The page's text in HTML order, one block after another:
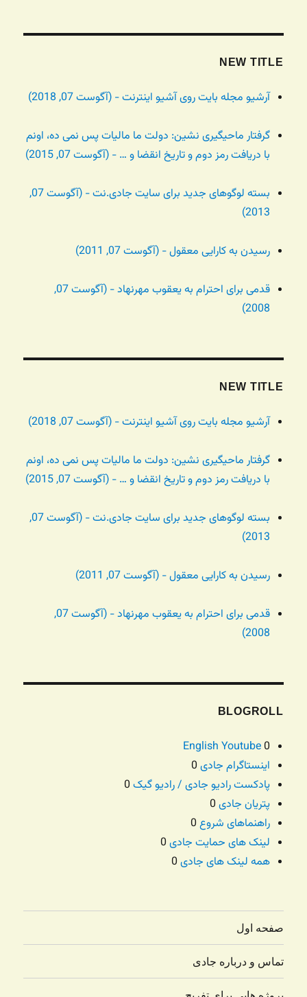
NEW TITLE
آرشیو مجله بایت روی آشیو اینترنت - (آگوست 07, 2018)
گرفتار ماحیگیری نشین: دولت ما مالیات پس نمی ده، اونم
با دریافت رمز دوم و تاریخ انقضا و … - (آگوست 07, 2015)
بسته لوگوهای جدید برای سایت جادی.نت - (آگوست 07,
2013)
رسیدن به کارایی معقول - (آگوست 07, 2011)
قدمی برای احترام به یعقوب مهرنهاد - (آگوست 07,
2008)
NEW TITLE
آرشیو مجله بایت روی آشیو اینترنت - (آگوست 07, 2018)
گرفتار ماحیگیری نشین: دولت ما مالیات پس نمی ده، اونم
با دریافت رمز دوم و تاریخ انقضا و … - (آگوست 07, 2015)
بسته لوگوهای جدید برای سایت جادی.نت - (آگوست 07,
2013)
رسیدن به کارایی معقول - (آگوست 07, 2011)
قدمی برای احترام به یعقوب مهرنهاد - (آگوست 07,
2008)
BLOGROLL
English Youtube0
اینستاگرام جادی
پادکست رادیو جادی / رادیو گیک
پتریان جادی
راهنماهای شروع
لینک های حمایت جادی
همه لینک های جادی
صفحه اول
تماس و درباره جادی